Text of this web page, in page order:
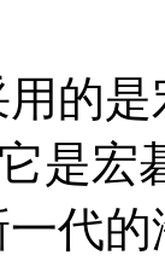
的是
是
代